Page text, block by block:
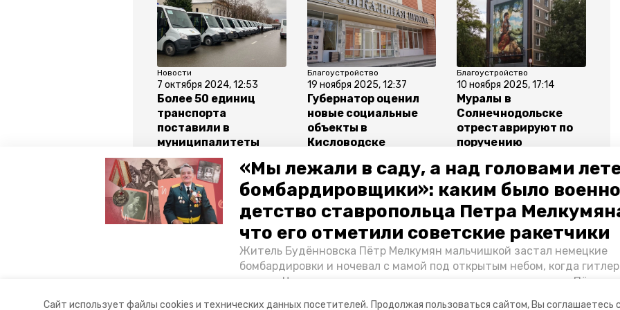
Сайт использует файлы cookies и технических данных посетителей. Продолжая пользоваться сайтом, Вы соглашаетесь с
«Мы лежали в саду, а над головами
бомбардировщики»: каким было
детство ставропольца Петра
что его отметили советские ракетчики
Житель Будённовска Пётр Мелкумян мальчишкой застал немецкие
бомбардировки и ночевал с мамой под открытым небом, когда
их дом. Чем запомнились эти дни, как выживали после и чем Пётр
Новости
7 октября 2024, 12:53
Более 50 единиц
транспорта
поставили в
муниципалитеты
Ставрополья
Благоустройство
19 ноября 2025, 12:37
Губернатор оценил
новые социальные
объекты в
Кисловодске
Благоустройство
10 ноября 2025, 17:14
Муралы в
Солнечнодольске
отреставрируют по
поручению
Владимирова
Все новости
ставропольский край транспорт